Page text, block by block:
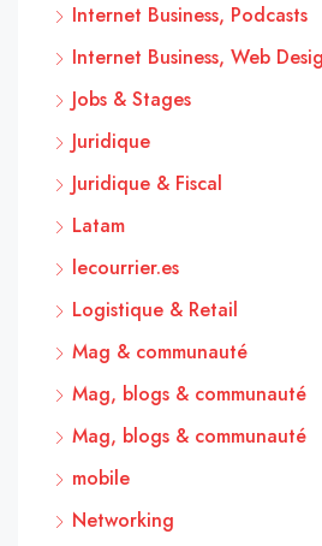
Internet Business, Podcasts
Internet Business, Web
Jobs & Stages
Juridique
Juridique & Fiscal
Latam
lecourrier.es
Logistique & Retail
Mag & communauté
Mag, blogs & communauté
Mag, blogs & communauté
mobile
Networking